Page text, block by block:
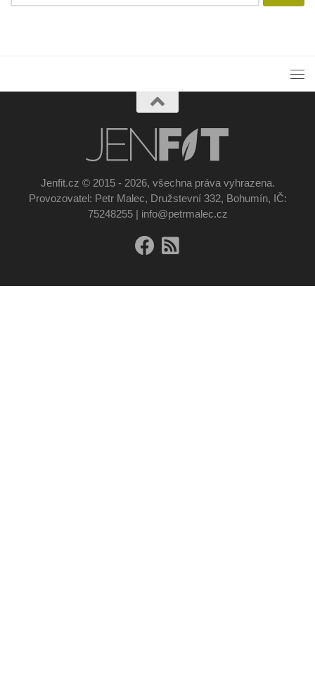
Jenfit.cz © 2015 - 2026, všechna práva vyhrazena.
Provozovatel: Petr Malec, Družstevní 332, Bohumín, IČ:
75248255 | info@petrmalec.cz